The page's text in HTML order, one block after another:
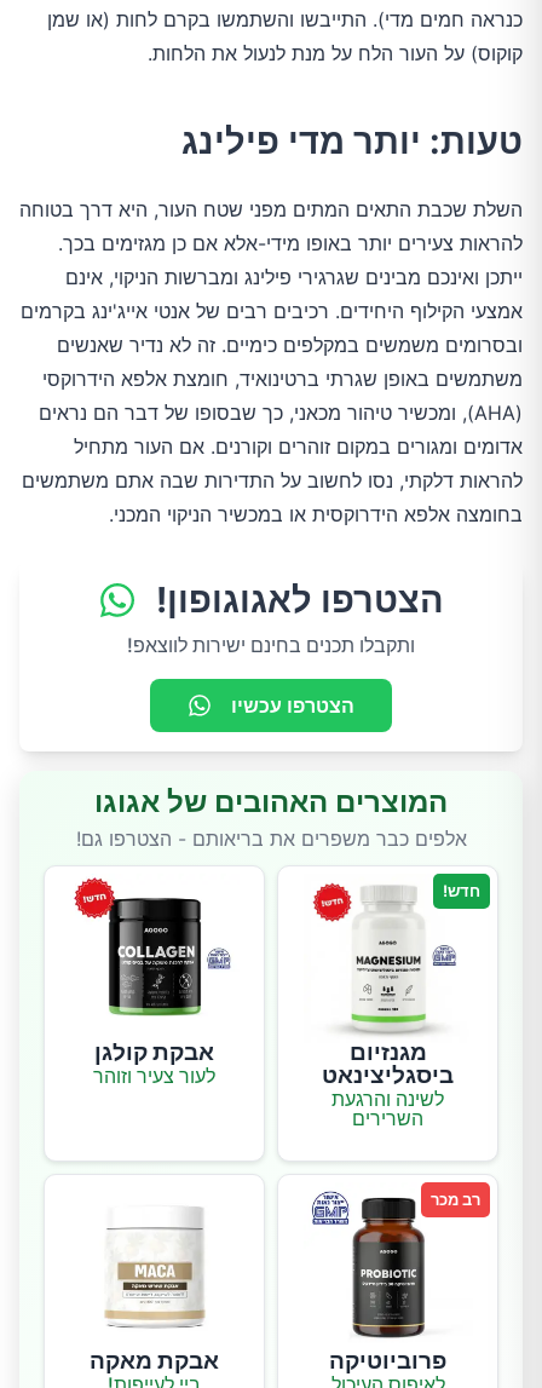
כנראה חמים מדי). התייבשו והשתמשו בקרם לחות (או שמן
קוקוס) על העור הלח על מנת לנעול את הלחות.
טעות: יותר מדי פילינג
השלת שכבת התאים המתים מפני שטח העור, היא דרך בטוחה
להראות צעירים יותר באופו מידי-אלא אם כן מגזימים בכך.
ייתכן ואינכם מבינים שגרגירי פילינג ומברשות הניקוי, אינם
אמצעי הקילוף היחידים. רכיבים רבים של אנטי אייג'ינג בקרמים
ובסרומים משמשים במקלפים כימיים. זה לא נדיר שאנשים
משתמשים באופן שגרתי ברטינואיד, חומצת אלפא הידרוקסי
(AHA), ומכשיר טיהור מכאני, כך שבסופו של דבר הם נראים
אדומים ומגורים במקום זוהרים וקורנים. אם העור מתחיל
להראות דלקתי, נסו לחשוב על התדירות שבה אתם משתמשים
בחומצה אלפא הידרוקסית או במכשיר הניקוי המכני.
הצטרפו לאגוגופון!
ותקבלו תכנים בחינם ישירות לווצאפ!
הצטרפו עכשיו
המוצרים האהובים של אגוגו
אלפים כבר משפרים את בריאותם - הצטרפו גם!
חדש!
מגנזיום
ביסגליצינאט
לשינה והרגעת
השרירים
אבקת קולגן
לעור צעיר וזוהר
רב מכר
פרוביוטיקה אבקת מאקה